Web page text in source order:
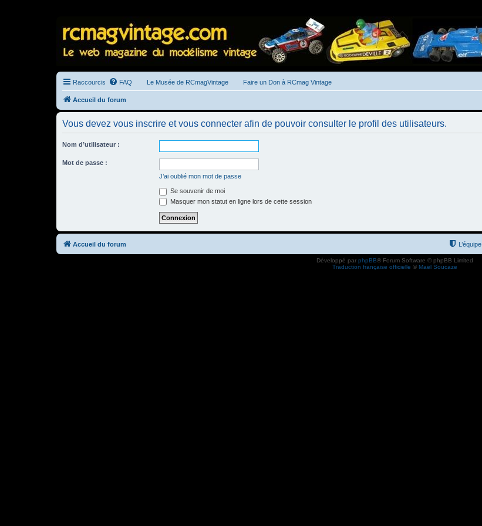
Raccourcis FAQ Le Musée de RCmagVintage Faire un Don à RCmag Vintage
Accueil du forum
Vous devez vous inscrire et vous connecter afin de pouvoir consulter le profil des utilisateurs.
Nom d’utilisateur :
Mot de passe :
J’ai oublié mon mot de passe
Se souvenir de moi
Masquer mon statut en ligne lors de cette session
Accueil du forum L’équipe
Développé par phpBB® Forum Software © phpBB Limited
Traduction française officielle © Maël Soucaze